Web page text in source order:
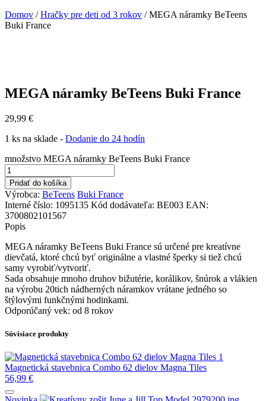
Domov /Hračky pre deti od 3 rokov / MEGA náramky BeTeens
Buki France
MEGA náramky BeTeens Buki France
29,99 €
1 ks na sklade - Dodanie do 24 hodín
množstvo MEGA náramky BeTeens Buki France
Pridať do košíka
Výrobca: BeTeens Buki France
Interné číslo: 1095135 Kód dodávateľa: BE003 EAN:
3700802101567
Popis
MEGA náramky BeTeens Buki France sú určené pre kreatívne
dievčatá, ktoré chcú byť originálne a vlastné šperky si tiež chcú
samy vyrobiť/vytvoriť.
Sada obsahuje mnoho druhov bižutérie, korálikov, šnúrok a vlákien
na výrobu 20tich nádherných náramkov vrátane jedného so
štýlovými funkčnými hodinkami.
Odporúčaný vek: od 8 rokov
Súvisiace produkty
Magnetická stavebnica Combo 62 dielov Magna Tiles
56,99 €